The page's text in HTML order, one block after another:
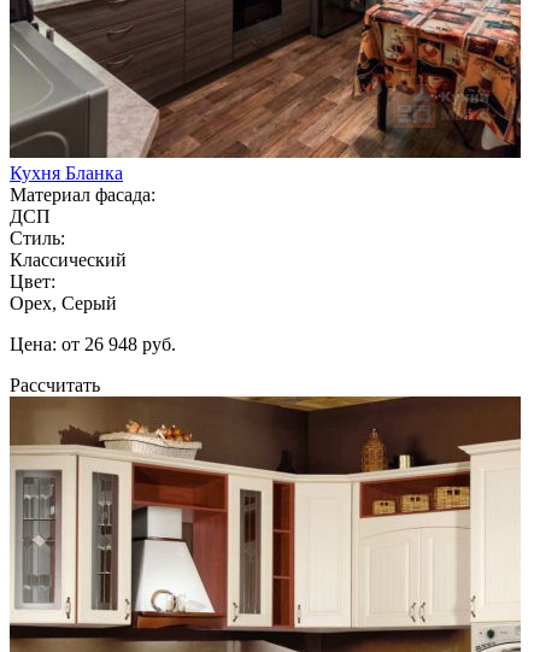
Кухня Бланка
Материал фасада:
ДСП
Стиль:
Классический
Цвет:
Орех, Серый
Цена: от 26 948 руб.
Рассчитать